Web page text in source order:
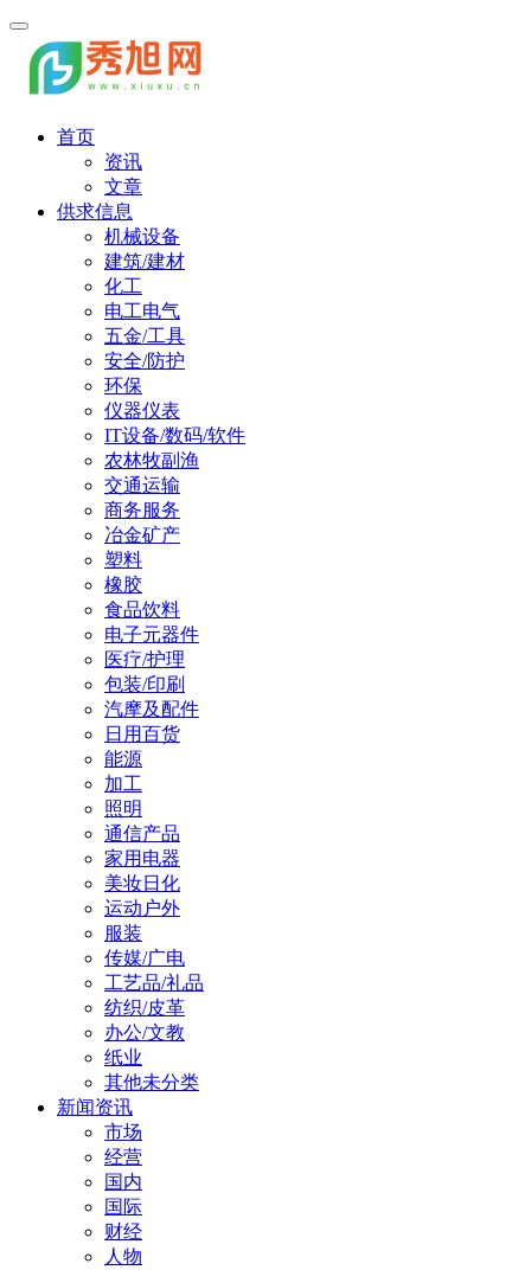
首页
资讯
文章
供求信息
机械设备
建筑/建材
化工
电工电气
五金/工具
安全/防护
环保
仪器仪表
IT设备/数码/软件
农林牧副渔
交通运输
商务服务
冶金矿产
塑料
橡胶
食品饮料
电子元器件
医疗/护理
包装/印刷
汽摩及配件
日用百货
能源
加工
照明
通信产品
家用电器
美妆日化
运动户外
服装
传媒/广电
工艺品/礼品
纺织/皮革
办公/文教
纸业
其他未分类
新闻资讯
市场
经营
国内
国际
财经
人物